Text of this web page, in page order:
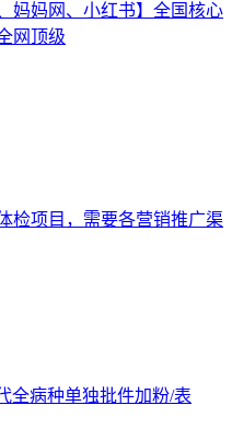
妈妈网、小红书】全国核心
网顶级
检项目，需要各营销推广渠
全病种单独批件加粉/表